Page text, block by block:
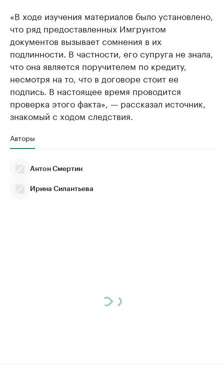
«В ходе изучения материалов было установлено,
что ряд предоставленных Имгрунтом
документов вызывает сомнения в их
подлинности. В частности, его супруга не знала,
что она является поручителем по кредиту,
несмотря на то, что в договоре стоит ее
подпись. В настоящее время проводится
проверка этого факта», — рассказал источник,
знакомый с ходом следствия.
Авторы
Антон Смертин
Ирина Силантьева